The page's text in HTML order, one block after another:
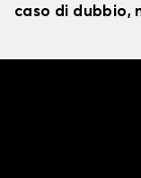
caso di dubbio,